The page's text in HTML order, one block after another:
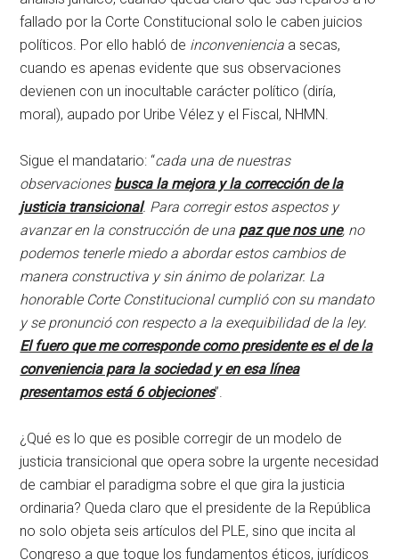
fallado por la Corte Constitucional solo le caben juicios
políticos. Por ello habló de inconveniencia a secas,
cuando es apenas evidente que sus observaciones
devienen con un inocultable carácter político (diría,
moral), aupado por Uribe Vélez y el Fiscal, NHMN.
Sigue el mandatario: “cada una de nuestras
observaciones busca la mejora y la corrección de la
justicia transicional. Para corregir estos aspectos y
avanzar en la construcción de una paz que nos une, no
podemos tenerle miedo a abordar estos cambios de
manera constructiva y sin ánimo de polarizar. La
honorable Corte Constitucional cumplió con su mandato
y se pronunció con respecto a la exequibilidad de la ley.
El fuero que me corresponde como presidente es el de la
conveniencia para la sociedad y en esa línea
presentamos está 6 objeciones”.
¿Qué es lo que es posible corregir de un modelo de
justicia transicional que opera sobre la urgente necesidad
de cambiar el paradigma sobre el que gira la justicia
ordinaria? Queda claro que el presidente de la República
no solo objeta seis artículos del PLE, sino que incita al
Congreso a que toque los fundamentos éticos, jurídicos